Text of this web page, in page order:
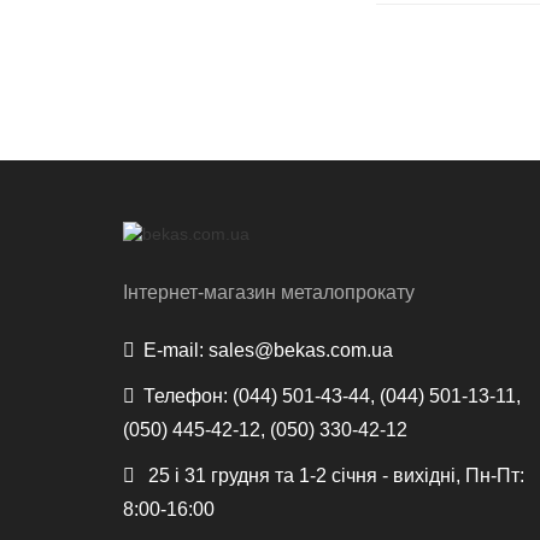
Інтернет-магазин металопрокату
E-mail: sales@bekas.com.ua
Телефон: (044) 501-43-44, (044) 501-13-11,
(050) 445-42-12, (050) 330-42-12
25 і 31 грудня та 1-2 січня - вихідні, Пн-Пт:
8:00-16:00